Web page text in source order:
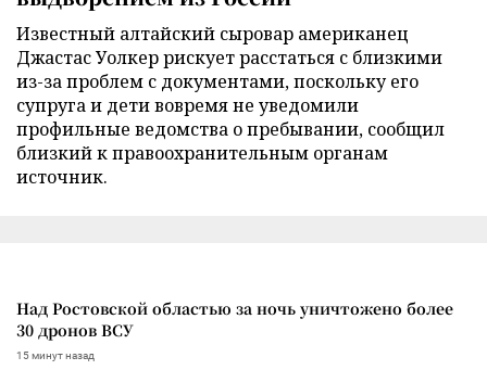
Известный алтайский сыровар американец
Джастас Уолкер рискует расстаться с близкими
из-за проблем с документами, поскольку его
супруга и дети вовремя не уведомили
профильные ведомства о пребывании, сообщил
близкий к правоохранительным органам
источник.
Над Ростовской областью за ночь уничтожено более
30 дронов ВСУ
15 минут назад